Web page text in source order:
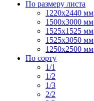
По размеру листа
1220х2440 мм
1500х3000 мм
1525x1525 мм
1525х3050 мм
1250х2500 мм
По сорту
1/1
1/2
1/3
2/2